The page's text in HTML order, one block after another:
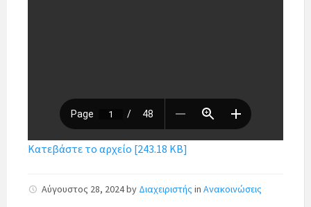
Κατεβάστε το αρχείο [243.18 KB]
Αύγουστος 28, 2024by Διαχειριστής in Ανακοινώσεις